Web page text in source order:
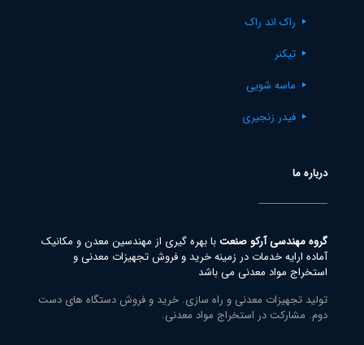
راک اند راک
تیکنر
ماسه شویی
فیدر زنجیری
درباره ما
گروه مهندسی آرکو صنعتبا بهره گیری از مهندسین معدن و مکانیک
آماده ارایه خدمات در زمینه خرید و فروش تجهیزات معدنی و
استخراج مواد معدنی می باشد
تولید تجهیزات معدنی و راه سازی. خرید و فروش دستگاه های دست
دوم. مشارکت در استخراج مواد معدنی.